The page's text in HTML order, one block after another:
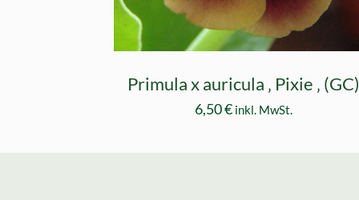
Primula x auricula ‚ Pixie ‚ (GC)
6,50€ inkl. MwSt.